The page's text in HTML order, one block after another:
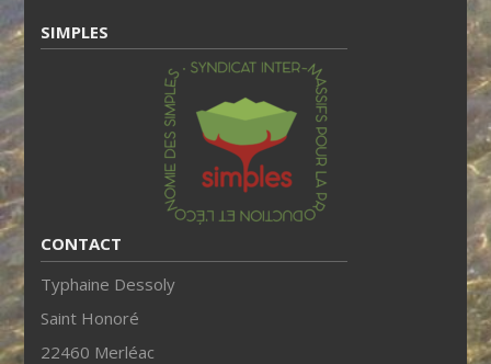
SIMPLES
CONTACT
Typhaine Dessoly
Saint Honoré
22460 Merléac